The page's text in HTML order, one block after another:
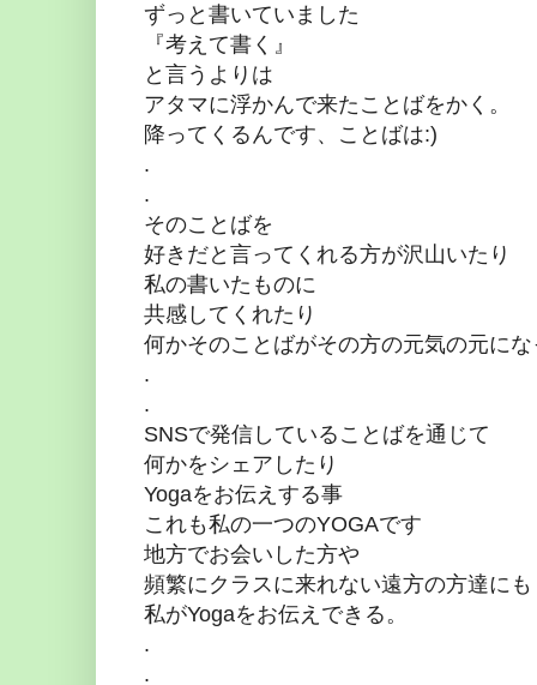
ずっと書いていました
『考えて書く』
と言うよりは
アタマに浮かんで来たことばをかく。
降ってくるんです、ことばは:)
.
.
そのことばを
好きだと言ってくれる方が沢山いたり
私の書いたものに
共感してくれたり
何かそのことばがその方の元気の元に
.
.
SNSで発信していることばを通じて
何かをシェアしたり
Yogaをお伝えする事
これも私の一つのYOGAです
地方でお会いした方や
頻繁にクラスに来れない遠方の方達にも
私がYogaをお伝えできる。
.
.